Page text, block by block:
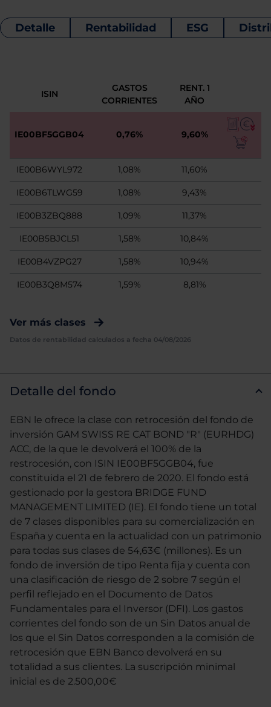
Detalle Rentabilidad ESG
ISIN
GASTOS
CORRIENTES
RENT. 1
AÑO
IE00BF5GGB04 0,76% 9,60%
IE00B6WYL972 1,08% 11,60%
IE00B6TLWG59 1,08% 9,43%
IE00B3ZBQ888 1,09% 11,37%
IE00B5BJCL51 1,58% 10,84%
IE00B4VZPG27 1,58% 10,94%
IE00B3Q8M574 1,59% 8,81%
Ver más clases
Datos de rentabilidad calculados a fecha 04/08/2026
Detalle del fondo
EBN le ofrece la clase con retrocesión del fondo de
inversión GAM SWISS RE CAT BOND "R" (EURHDG)
ACC, de la que le devolverá el 100% de la
restrocesión, con ISIN IE00BF5GGB04, fue
constituida el 21 de febrero de 2020. El fondo está
gestionado por la gestora BRIDGE FUND
MANAGEMENT LIMITED (IE). El fondo tiene un total
de 7 clases disponibles para su comercialización en
España y cuenta en la actualidad con un patrimonio
para todas sus clases de 54,63€ (millones). Es un
fondo de inversión de tipo Renta fija y cuenta con
una clasificación de riesgo de 2 sobre 7 según el
perfil reflejado en el Documento de Datos
Fundamentales para el Inversor (DFI). Los gastos
corrientes del fondo son de un Sin Datos anual de
los que el Sin Datos corresponden a la comisión de
retrocesión que EBN Banco devolverá en su
totalidad a sus clientes. La suscripción minimal
inicial es de 2.500,00€